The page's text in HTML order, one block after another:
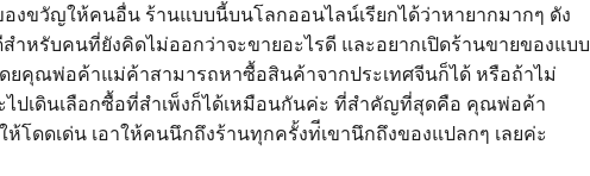
องขวัญให้คนอื่น ร้านแบบนี้บนโลกออนไลน์เรียกได้ว่าหายากมากๆ ดัง
สำหรับคนที่ยังคิดไม่ออกว่าจะขายอะไรดี และอยากเปิดร้านขายของแบบ
ยคุณพ่อค้าแม่ค้าสามารถหาซื้อสินค้าจากประเทศจีนก็ได้ หรือถ้าไม่
ไปเดินเลือกซื้อที่สำเพ็งก็ได้เหมือนกันค่ะ ที่สำคัญที่สุดคือ คุณพ่อค้า
ห้โดดเด่น เอาให้คนนึกถึงร้านทุกครั้งท่ีเขานึกถึงของแปลกๆ เลยค่ะ